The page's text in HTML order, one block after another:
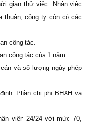
gian thử việc: Nhận việc
thuận, công ty còn có các
công tác.
công tác của 1 năm.
và số lượng ngày phép
Phần chi phí BHXH và
viên 24/24 với mức 70,